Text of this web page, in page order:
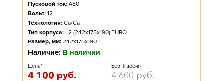
Пусковой ток: 480
Вольт: 12
Технология: Ca/Ca
Тип корпуса: L2 (242x175x190) EURO
Размер, мм: 242x175x190
Наличие: В наличии
Цена*
4 100 руб.
Без Trade-in
4 600 руб.